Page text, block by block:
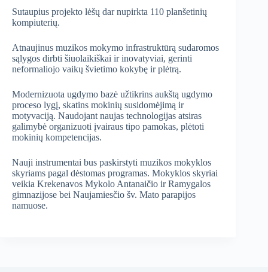
Sutaupius projekto lėšų dar nupirkta 110 planšetinių
kompiuterių.
Atnaujinus muzikos mokymo infrastruktūrą sudaromos
sąlygos dirbti šiuolaikiškai ir inovatyviai, gerinti
neformaliojo vaikų švietimo kokybę ir plėtrą.
Modernizuota ugdymo bazė užtikrins aukštą ugdymo
proceso lygį, skatins mokinių susidomėjimą ir
motyvaciją. Naudojant naujas technologijas atsiras
galimybė organizuoti įvairaus tipo pamokas, plėtoti
mokinių kompetencijas.
Nauji instrumentai bus paskirstyti muzikos mokyklos
skyriams pagal dėstomas programas. Mokyklos skyriai
veikia Krekenavos Mykolo Antanaičio ir Ramygalos
gimnazijose bei Naujamiesčio šv. Mato parapijos
namuose.